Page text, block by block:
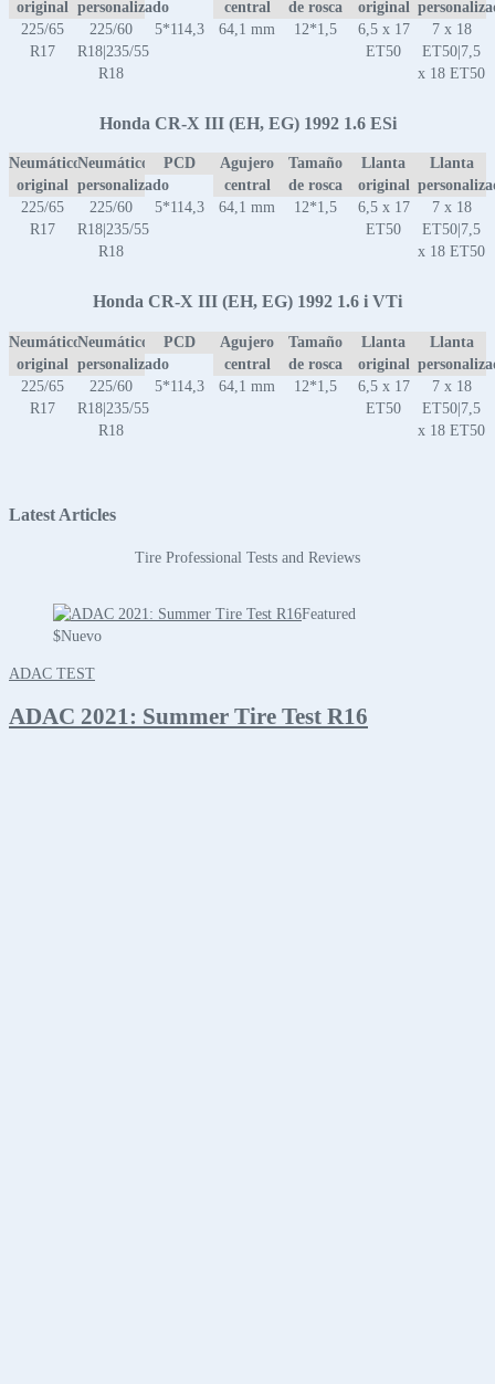
original personalizado central de rosca original
225/65
R17
225/60
R18|235/55
R18
5*114,3 64,1 mm 12*1,5
6,5 x 17
ET50
7 x 18
ET50|7,5
x 18 ET50
Honda CR-X III (EH, EG) 1992 1.6 ESi
Neumático
original
Neumático
personalizado
PCD
Agujero
central
Tamaño
de rosca
Llanta
original
Llanta
225/65
R17
225/60
R18|235/55
R18
5*114,3 64,1 mm 12*1,5
6,5 x 17
ET50
7 x 18
ET50|7,5
x 18 ET50
Honda CR-X III (EH, EG) 1992 1.6 i VTi
Neumático
original
Neumático
personalizado
PCD
Agujero
central
Tamaño
de rosca
Llanta
original
Llanta
225/65
R17
225/60
R18|235/55
R18
5*114,3 64,1 mm 12*1,5
6,5 x 17
ET50
7 x 18
ET50|7,5
x 18 ET50
Latest Articles
Tire Professional Tests and Reviews
Featured
$Nuevo
ADAC TEST
ADAC 2021: Summer Tire Test R16